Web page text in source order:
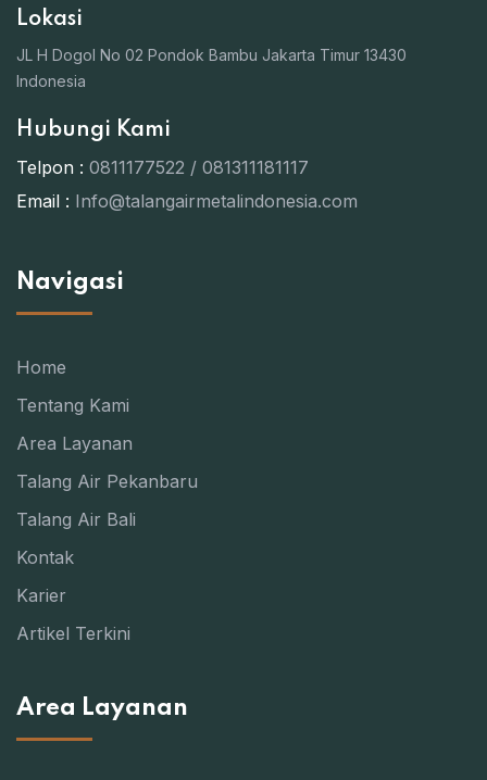
Lokasi
JL H Dogol No 02 Pondok Bambu Jakarta Timur 13430
Indonesia
Hubungi Kami
Telpon : 0811177522 / 081311181117
Email : Info@talangairmetalindonesia.com
Navigasi
Home
Tentang Kami
Area Layanan
Talang Air Pekanbaru
Talang Air Bali
Kontak
Karier
Artikel Terkini
Area Layanan